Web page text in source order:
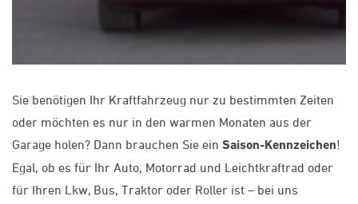
Sie benötigen Ihr Kraftfahrzeug nur zu bestimmten Zeiten
oder möchten es nur in den warmen Monaten aus der
Garage holen? Dann brauchen Sie ein Saison-Kennzeichen!
Egal, ob es für Ihr Auto, Motorrad und Leichtkraftrad oder
für Ihren Lkw, Bus, Traktor oder Roller ist – bei uns